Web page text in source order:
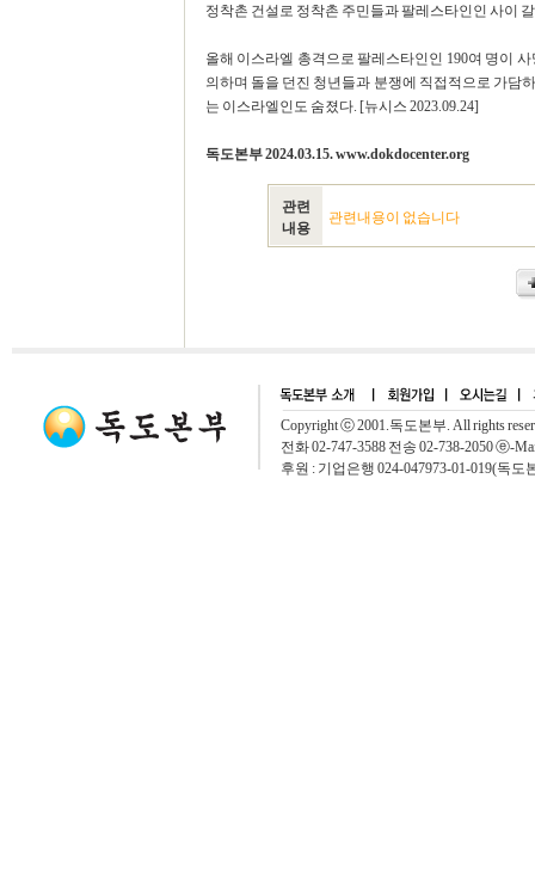
정착촌 건설로 정착촌 주민들과 팔레스타인인 사이
올해 이스라엘 총격으로 팔레스타인인 190여 명이
의하며 돌을 던진 청년들과 분쟁에 직접적으로 가담
는 이스라엘인도 숨졌다. [뉴시스 2023.09.24]
독도본부 2024.03.15. www.dokdocenter.org
관련
내용
관련내용이 없습니다
Copyright ⓒ 2001.독도본부. All rights
전화 02-747-3588 전송 02-738-2050 ⓔ-
후원 : 기업은행 024-047973-01-019(독도